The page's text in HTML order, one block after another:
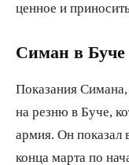
ценное и
Симан в Буче
Показания
на резню в Буче,
армия. Он показал
конца марта по